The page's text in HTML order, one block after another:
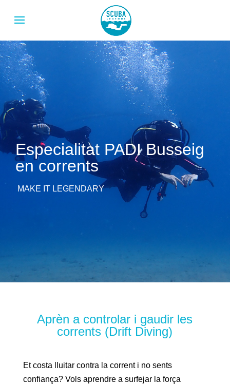
Especialitat PADI Busseig
en corrents
MAKE IT LEGENDARY
Aprèn a controlar i gaudir les
corrents (Drift Diving)
Et costa lluitar contra la corrent i no sents
confiança? Vols aprendre a surfejar la força